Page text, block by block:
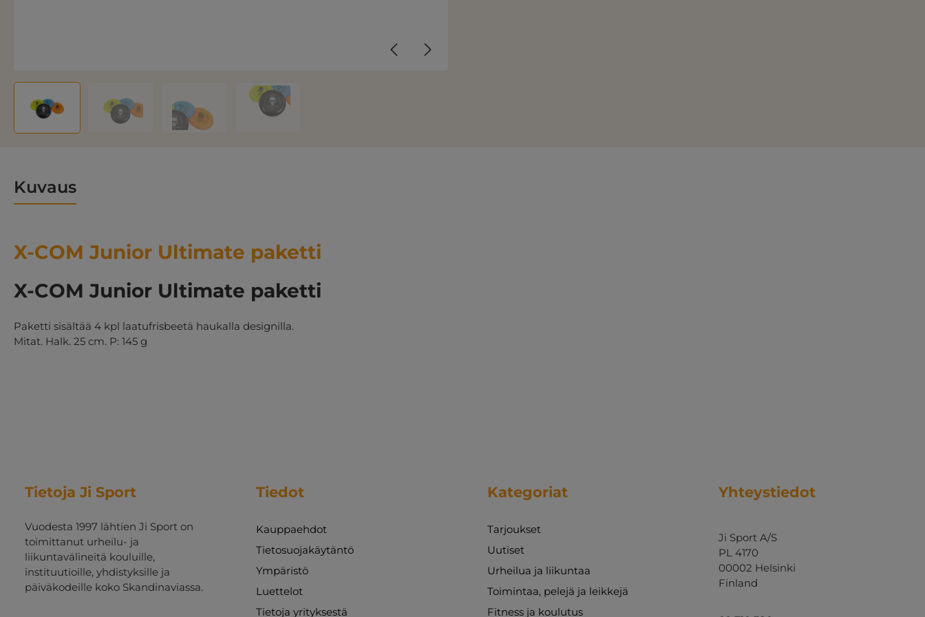
Kuvaus
X-COM Junior Ultimate paketti
X-COM Junior Ultimate paketti
Paketti sisältää 4 kpl laatufrisbeetä haukalla designilla.
Mitat. Halk. 25 cm. P: 145 g
Tietoja Ji Sport
Vuodesta 1997 lähtien Ji Sport on
toimittanut urheilu- ja
liikuntavälineitä kouluille,
instituutioille, yhdistyksille ja
päiväkodeille koko Skandinaviassa.
Tiedot
Kauppaehdot
Tietosuojakäytäntö
Ympäristö
Luettelot
Tietoja yrityksestä
Kategoriat
Tarjoukset
Uutiset
Urheilua ja liikuntaa
Toimintaa, pelejä ja leikkejä
Fitness ja koulutus
Yhteystiedot
Ji Sport A/S
PL 4170
00002 Helsinki
Finland